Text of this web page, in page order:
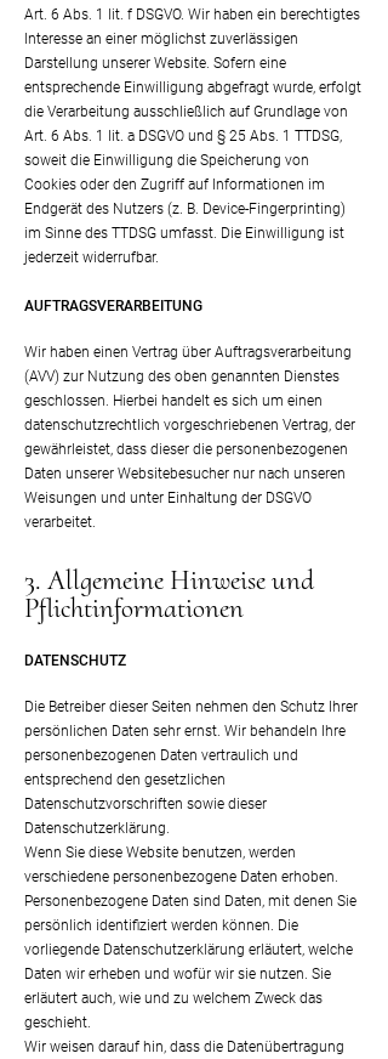
Art. 6 Abs. 1 lit. f DSGVO. Wir haben ein berechtigtes
Interesse an einer möglichst zuverlässigen
Darstellung unserer Website. Sofern eine
entsprechende Einwilligung abgefragt wurde, erfolgt
die Verarbeitung ausschließlich auf Grundlage von
Art. 6 Abs. 1 lit. a DSGVO und § 25 Abs. 1 TTDSG,
soweit die Einwilligung die Speicherung von
Cookies oder den Zugriff auf Informationen im
Endgerät des Nutzers (z. B. Device-Fingerprinting)
im Sinne des TTDSG umfasst. Die Einwilligung ist
jederzeit widerrufbar.
AUFTRAGSVERARBEITUNG
Wir haben einen Vertrag über Auftragsverarbeitung
(AVV) zur Nutzung des oben genannten Dienstes
geschlossen. Hierbei handelt es sich um einen
datenschutzrechtlich vorgeschriebenen Vertrag, der
gewährleistet, dass dieser die personenbezogenen
Daten unserer Websitebesucher nur nach unseren
Weisungen und unter Einhaltung der DSGVO
verarbeitet.
3. Allgemeine Hinweise und
Pflicht­informationen
DATENSCHUTZ
Die Betreiber dieser Seiten nehmen den Schutz Ihrer
persönlichen Daten sehr ernst. Wir behandeln Ihre
personenbezogenen Daten vertraulich und
entsprechend den gesetzlichen
Datenschutzvorschriften sowie dieser
Datenschutzerklärung.
Wenn Sie diese Website benutzen, werden
verschiedene personenbezogene Daten erhoben.
Personenbezogene Daten sind Daten, mit denen Sie
persönlich identifiziert werden können. Die
vorliegende Datenschutzerklärung erläutert, welche
Daten wir erheben und wofür wir sie nutzen. Sie
erläutert auch, wie und zu welchem Zweck das
geschieht.
Wir weisen darauf hin, dass die Datenübertragung